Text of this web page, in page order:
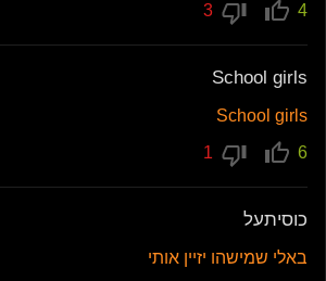
4
School girls
School girls
6
כוסיתעל
באלי שמישהו יזיין אותי